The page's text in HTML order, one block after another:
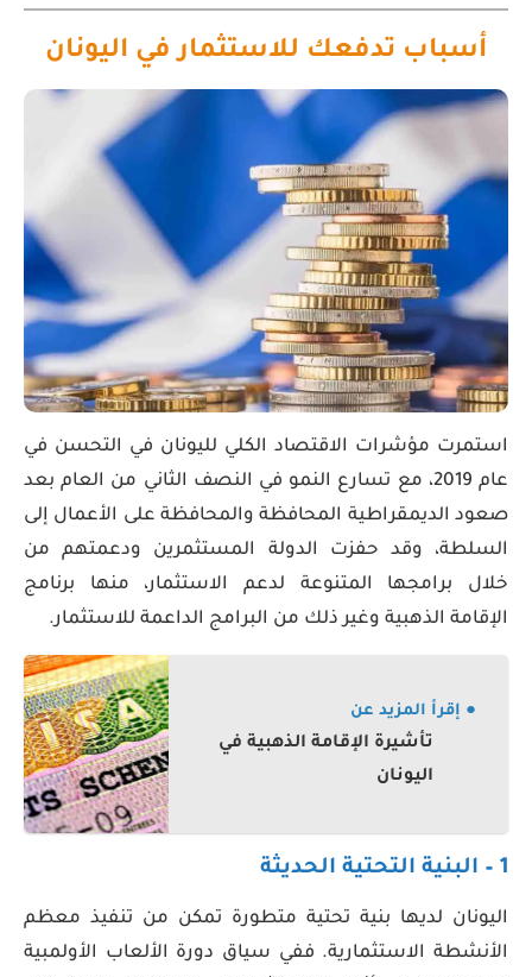
أسباب تدفعك للاستثمار في اليونان
استمرت مؤشرات الاقتصاد الكلي لليونان في التحسن في
عام 2019، مع تسارع النمو في النصف الثاني من العام بعد
صعود الديمقراطية المحافظة والمحافظة على الأعمال إلى
السلطة، وقد حفزت الدولة المستثمرين ودعمتهم من
خلال برامجها المتنوعة لدعم الاستثمار، منها برنامج
الإقامة الذهبية وغير ذلك من البرامج الداعمة للاستثمار.
● إقرأ المزيد عن
تأشيرة الإقامة الذهبية في
اليونان
1 – البنية التحتية الحديثة
اليونان لديها بنية تحتية متطورة تمكن من تنفيذ معظم
الأنشطة الاستثمارية. ففي سياق دورة الألعاب الأولمبية